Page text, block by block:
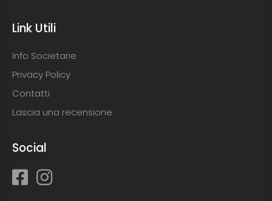
Link Utili
Info Societarie
Privacy Policy
Contatti
Lascia una recensione
Social